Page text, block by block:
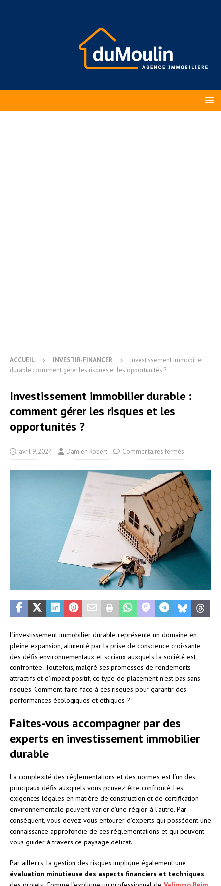
ACCUEIL INVESTIR-FINANCER
Investissement immobilier
durable : comment gérer les risques et les opportunités ?
Investissement immobilier durable :
comment gérer les risques et les
opportunités ?
avril 9, 2024 Damien Robert Commentaires fermés
L’investissement immobilier durable représente un domaine en
pleine expansion, alimenté par la prise de conscience croissante
des défis environnementaux et sociaux auxquels la société est
confrontée. Toutefois, malgré ses promesses de rendements
attractifs et d’impact positif, ce type de placement n’est pas sans
risques. Comment faire face à ces risques pour garantir des
performances écologiques et éthiques ?
Faites-vous accompagner par des
experts en investissement immobilier
durable
La complexité des réglementations et des normes est l’un des
principaux défis auxquels vous pouvez être confronté. Les
exigences légales en matière de construction et de certification
environnementale peuvent varier d’une région à l’autre. Par
conséquent, vous devez vous entourer d’experts qui possèdent une
connaissance approfondie de ces réglementations et qui peuvent
vous guider à travers ce paysage délicat.
Par ailleurs, la gestion des risques implique également une
évaluation minutieuse des aspects financiers et techniques